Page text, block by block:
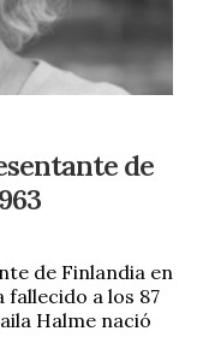
de
de Finlandia en
fallecido a los 87
Halme nació